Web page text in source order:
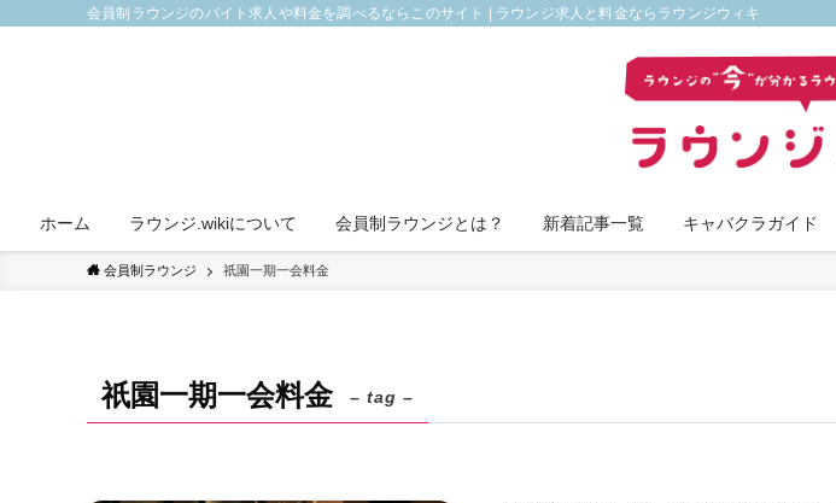
会員制ラウンジのバイト求人や料金を調べるならこのサイト | ラウンジ求人と料金ならラウンジウィキ
ホーム ラウンジ.wikiについて 会員制ラウンジとは？ 新着記事一覧 キャバクラガイド
会員制ラウンジ 祇園一期一会料金
祇園一期一会料金 – tag –